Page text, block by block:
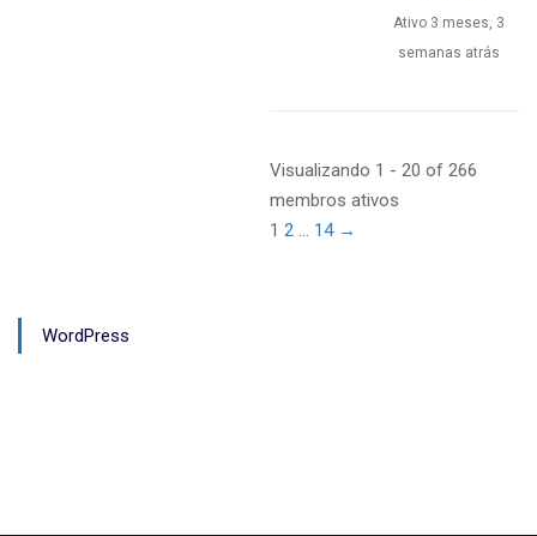
Ativo 3 meses, 3
semanas atrás
Visualizando 1 - 20 of 266
membros ativos
1 2 … 14 →
WordPress